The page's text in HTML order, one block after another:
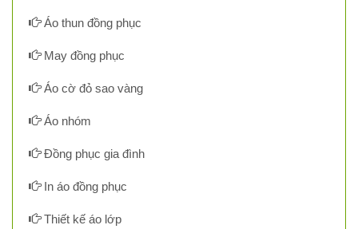
Áo thun đồng phục
May đồng phục
Áo cờ đỏ sao vàng
Áo nhóm
Đồng phục gia đình
In áo đồng phục
Thiết kế áo lớp